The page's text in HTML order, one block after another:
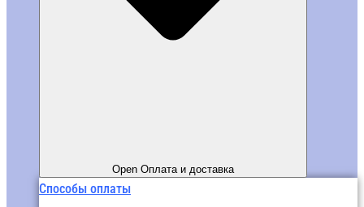
Open Оплата и доставка
Способы оплаты